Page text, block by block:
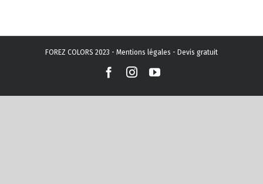
FOREZ COLORS 2023 - Mentions légales - Devis gratuit
Facebook
InstagramYouTube